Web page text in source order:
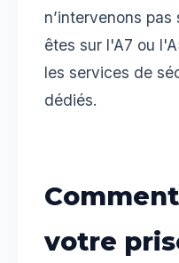
n’intervenons
êtes sur l'A7 ou
les services de
dédiés.
votre